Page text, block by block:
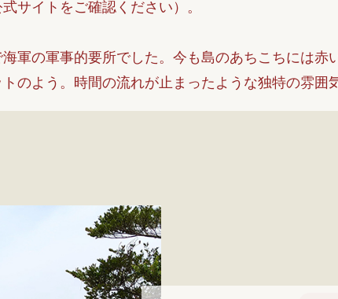
サイトをご確認ください）。
軍の軍事的要所でした。今も島のあちこちには赤
のよう。時間の流れが止まったような独特の雰囲